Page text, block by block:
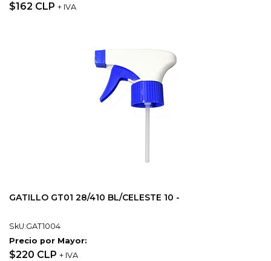
$162 CLP + IVA
GATILLO GT01 28/410 BL/CELESTE 10 -
SkU:GAT1004
Precio por Mayor:
$220 CLP + IVA